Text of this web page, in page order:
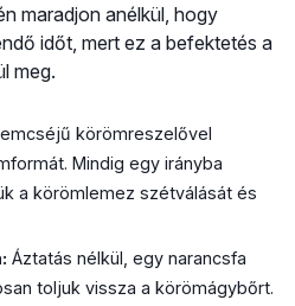
maradjon anélkül, hogy
időt, mert ez a befektetés a
meg.
körömreszelővel
Mindig egy irányba
a körömlemez szétválását és
Áztatás nélkül, egy narancsfa
toljuk vissza a körömágybőrt.